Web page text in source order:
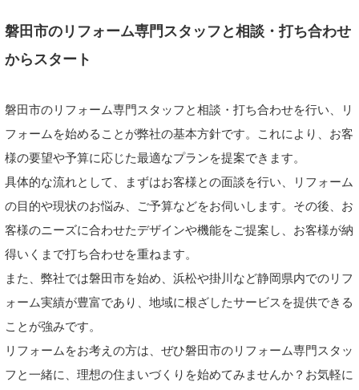
磐田市のリフォーム専門スタッフと相談・打ち合わせ
からスタート
磐田市のリフォーム専門スタッフと相談・打ち合わせを行い、リ
フォームを始めることが弊社の基本方針です。これにより、お客
様の要望や予算に応じた最適なプランを提案できます。
具体的な流れとして、まずはお客様との面談を行い、リフォーム
の目的や現状のお悩み、ご予算などをお伺いします。その後、お
客様のニーズに合わせたデザインや機能をご提案し、お客様が納
得いくまで打ち合わせを重ねます。
また、弊社では磐田市を始め、浜松や掛川など静岡県内でのリフ
ォーム実績が豊富であり、地域に根ざしたサービスを提供できる
ことが強みです。
リフォームをお考えの方は、ぜひ磐田市のリフォーム専門スタッ
フと一緒に、理想の住まいづくりを始めてみませんか？お気軽に